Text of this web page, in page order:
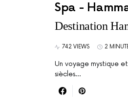
Spa -
Destination
742 VIEWS 2
Un voyage mystique
siècles...